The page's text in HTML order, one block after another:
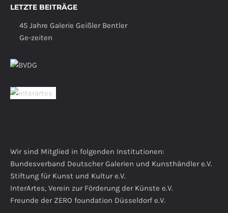
LETZTE BEITRÄGE
45 Jahre Galerie Geißler Bentler
Ge-zeiten
Wir sind Mitglied in folgenden Institutionen:
Bundesverband Deutscher Galerien und Kunsthändler e.V.
Stiftung für Kunst und Kultur e.V.
InterArtes, Verein zur Förderung der Künste e.V.
Freunde der ZERO foundation Düsseldorf e.V.